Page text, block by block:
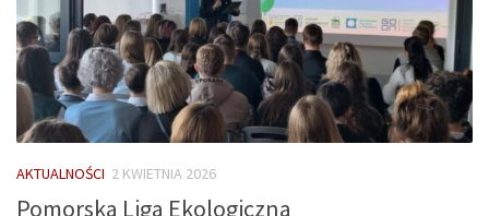
AKTUALNOŚCI 2 KWIETNIA 2026
Pomorska Liga Ekologiczna